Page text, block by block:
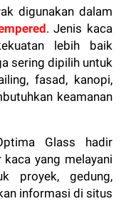
digunakan dalam
. Jenis kaca
lebih baik
sering dipilih untuk
fasad, kanopi,
keamanan
Glass hadir
yang melayani
proyek, gedung,
informasi di situs